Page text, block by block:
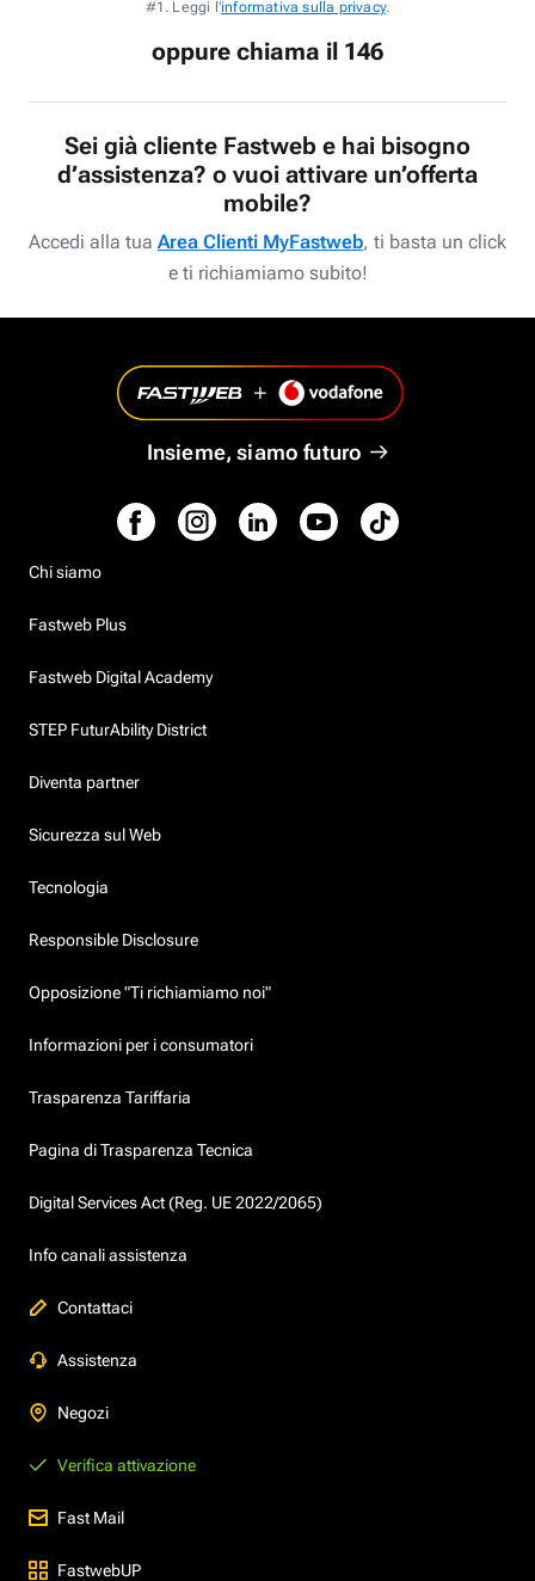
#1. Leggi l'informativa sulla privacy.
oppure chiama il 146
Sei già cliente Fastweb e hai bisogno
d’assistenza? o vuoi attivare un’offerta
mobile?
Accedi alla tua Area Clienti MyFastweb, ti basta un click
e ti richiamiamo subito!
Insieme, siamo futuro
Chi siamo
Fastweb Plus
Fastweb Digital Academy
STEP FuturAbility District
Diventa partner
Sicurezza sul Web
Tecnologia
Responsible Disclosure
Opposizione "Ti richiamiamo noi"
Informazioni per i consumatori
Trasparenza Tariffaria
Pagina di Trasparenza Tecnica
Digital Services Act (Reg. UE 2022/2065)
Info canali assistenza
Contattaci
Assistenza
Negozi
Verifica attivazione
Fast Mail
FastwebUP